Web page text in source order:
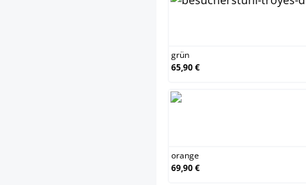
grün
65,90 €
orange
69,90 €